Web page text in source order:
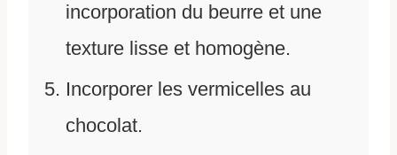
incorporation du beurre et une
texture lisse et homogène.
Incorporer les vermicelles au
chocolat.